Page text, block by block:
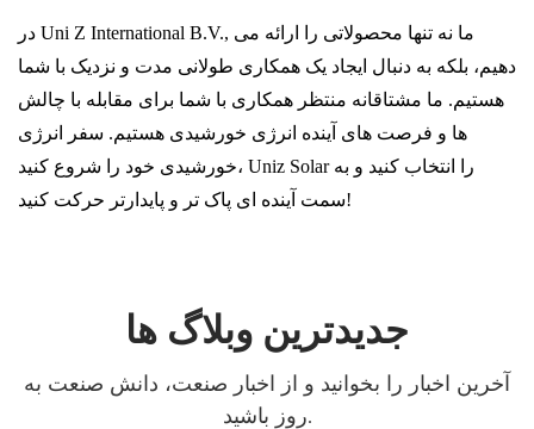
در Uni Z International B.V., ما نه تنها محصولاتی را ارائه می
دهیم، بلکه به دنبال ایجاد یک همکاری طولانی مدت و نزدیک با شما
هستیم. ما مشتاقانه منتظر همکاری با شما برای مقابله با چالش
ها و فرصت های آینده انرژی خورشیدی هستیم. سفر انرژی
خورشیدی خود را شروع کنید، Uniz Solar را انتخاب کنید و به
سمت آینده ای پاک تر و پایدارتر حرکت کنید!
جدیدترین وبلاگ ها
آخرین اخبار را بخوانید و از اخبار صنعت، دانش صنعت به
روز باشید.